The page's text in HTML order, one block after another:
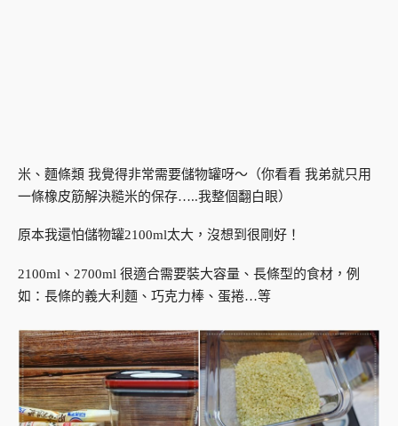
米、麵條類 我覺得非常需要儲物罐呀～（你看看 我弟就只用
一條橡皮筋解決糙米的保存…..我整個翻白眼）
原本我還怕儲物罐2100ml太大，沒想到很剛好！
2100ml、2700ml 很適合需要裝大容量、長條型的食材，例
如：長條的義大利麵、巧克力棒、蛋捲…等